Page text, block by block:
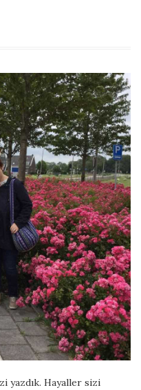
yazdık. Hayaller sizi